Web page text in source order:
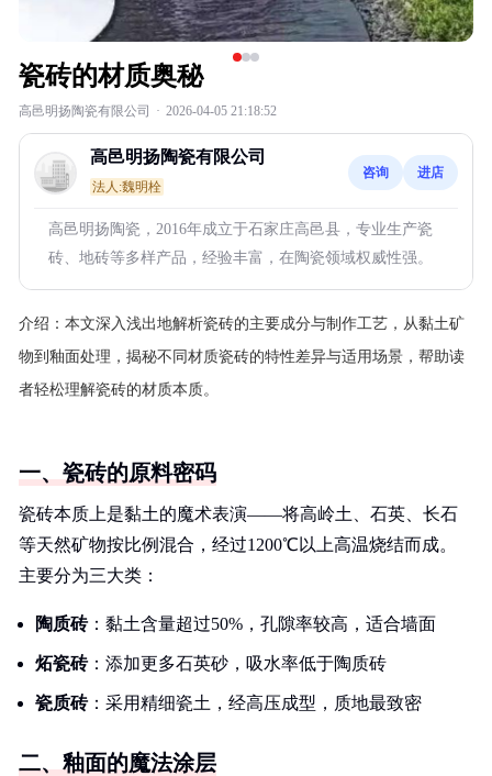
瓷砖的材质奥秘
高邑明扬陶瓷有限公司 · 2026-04-05 21:18:52
高邑明扬陶瓷有限公司
法人:魏明栓
咨询 进店
高邑明扬陶瓷，2016年成立于石家庄高邑县，专业生产瓷
砖、地砖等多样产品，经验丰富，在陶瓷领域权威性强。
介绍： 本文深入浅出地解析瓷砖的主要成分与制作工艺，从黏土矿
物到釉面处理，揭秘不同材质瓷砖的特性差异与适用场景，帮助读
者轻松理解瓷砖的材质本质。
一、瓷砖的原料密码
瓷砖本质上是黏土的魔术表演——将高岭土、石英、长石
等天然矿物按比例混合，经过1200℃以上高温烧结而成。
主要分为三大类：
陶质砖：黏土含量超过50%，孔隙率较高，适合墙面
炻瓷砖：添加更多石英砂，吸水率低于陶质砖
瓷质砖：采用精细瓷土，经高压成型，质地最致密
二、釉面的魔法涂层